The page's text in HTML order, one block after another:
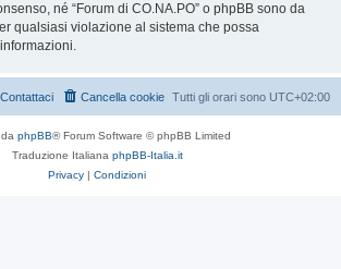
né “Forum di CO.NA.PO” o phpBB sono da
qualsiasi violazione al sistema che possa
Tutti gli orari sono UTC+02:00
Cancella cookie
Contattaci
phpBB® Forum Software © phpBB Limited
Traduzione Italiana phpBB-Italia.it
Privacy | Condizioni